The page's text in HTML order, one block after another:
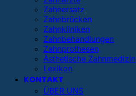
Zahnersatz
Zahnbrücken
Zahnkliniken
Zahnbehandlungen
Zahnprothesen
Ästhetische Zahnmedizin
Lexikon
KONTAKT
ÜBER UNS